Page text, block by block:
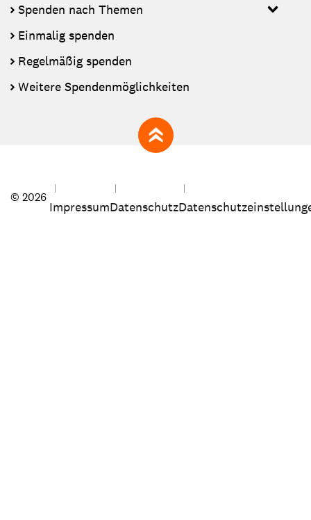
Spenden nach Themen
Einmalig spenden
Regelmäßig spenden
Weitere Spendenmöglichkeiten
zum Seitenanfang
© 2026
ImpressumDatenschutz